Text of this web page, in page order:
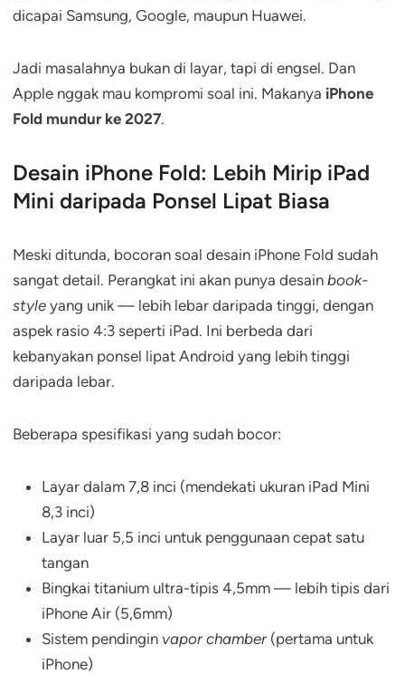
dicapai Samsung, Google, maupun Huawei.
Jadi masalahnya bukan di layar, tapi di engsel. Dan
Apple nggak mau kompromi soal ini. Makanya iPhone
Fold mundur ke 2027.
Desain iPhone Fold: Lebih Mirip iPad
Mini daripada Ponsel Lipat Biasa
Meski ditunda, bocoran soal desain iPhone Fold sudah
sangat detail. Perangkat ini akan punya desain book-
style yang unik — lebih lebar daripada tinggi, dengan
aspek rasio 4:3 seperti iPad. Ini berbeda dari
kebanyakan ponsel lipat Android yang lebih tinggi
daripada lebar.
Beberapa spesifikasi yang sudah bocor:
Layar dalam 7,8 inci (mendekati ukuran iPad Mini
8,3 inci)
Layar luar 5,5 inci untuk penggunaan cepat satu
tangan
Bingkai titanium ultra-tipis 4,5mm — lebih tipis dari
iPhone Air (5,6mm)
Sistem pendingin vapor chamber (pertama untuk
iPhone)